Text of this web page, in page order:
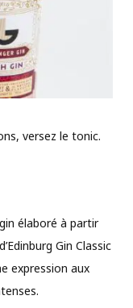
versez le tonic.
élaboré à partir
Gin Classic
expression aux